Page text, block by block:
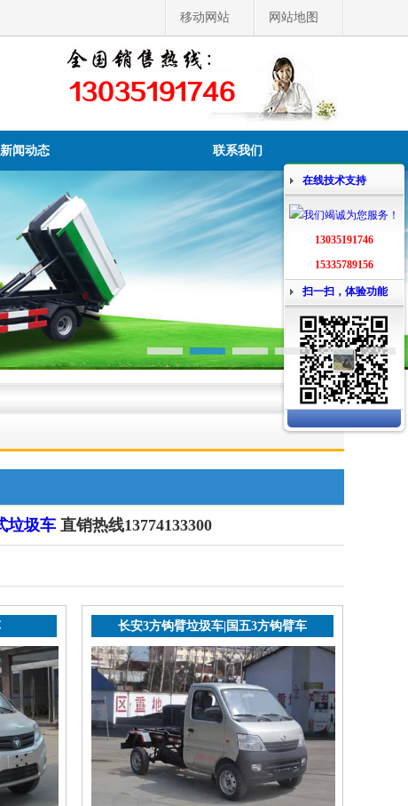
移动网站 网站地图
13035191746
新闻动态 联系我们
垃圾车 直销热线13774133300
长安3方钩臂垃圾车|国五3方钩臂车
在线技术支持
13035191746
15335789156
扫一扫，体验功能